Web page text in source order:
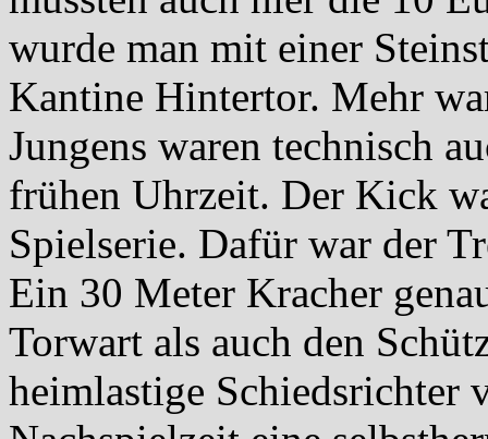
wurde man mit einer
Kantine Hintertor. Mehr
Jungens waren technisch
frühen Uhrzeit. Der Kick
Spielserie. Dafür war der
Ein 30 Meter Kracher
Torwart als auch den
heimlastige Schiedsrichter